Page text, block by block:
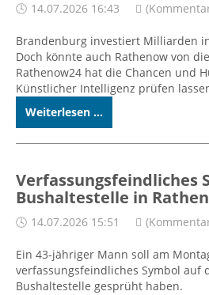
14.07.2026 16:43
Brandenburg investiert Milliarden
Doch könnte auch Rathenow von
Rathenow24 hat die Chancen und
Künstlicher Intelligenz prüfen
Weiterlesen ...
Verfassungsfeindliches
Bushaltestelle in
14.07.2026 15:51
Ein 43-jähriger Mann soll am
verfassungsfeindliches Symbol auf
Bushaltestelle gesprüht haben.